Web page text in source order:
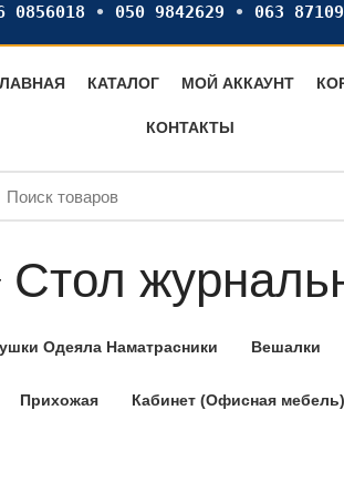
0856018 • 050 9842629 • 063
КАТАЛОГ МОЙ АККАУНТ
КОНТАКТЫ
Стол
Одеяла Наматрасники Вешалки
Прихожая Кабинет (Офисная мебель)